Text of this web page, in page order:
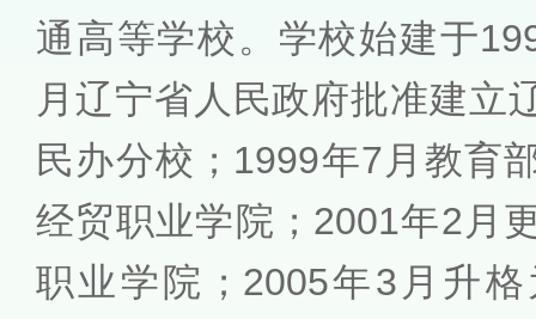
通高等学校。学校始建于
月辽宁省人民政府批准建立
民办分校；1999年7月教育
经贸职业学院；2001年2月
职业学院；2005年3月升